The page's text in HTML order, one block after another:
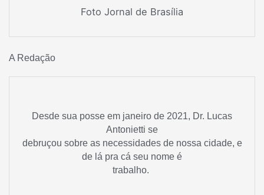
Foto Jornal de Brasília
A Redação
Desde sua posse em janeiro de 2021, Dr. Lucas
Antonietti se
debruçou sobre as necessidades de nossa cidade, e
de lá pra cá seu nome é
trabalho.